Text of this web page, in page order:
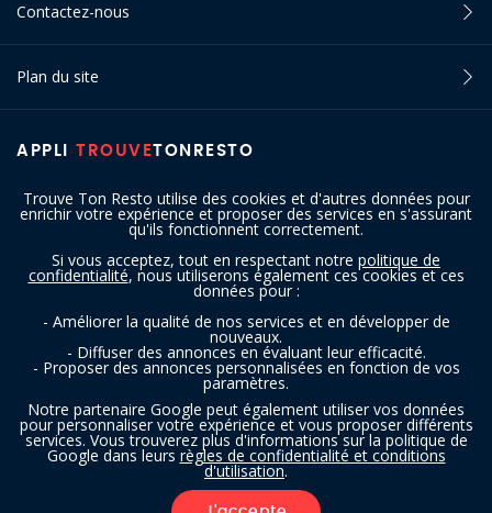
Trouve Ton Resto utilise des cookies et d'autres données pour
enrichir votre expérience et proposer des services en s'assurant
qu'ils fonctionnent correctement.
Si vous acceptez, tout en respectant notre politique de
confidentialité, nous utiliserons également ces cookies et ces
données pour :
- Améliorer la qualité de nos services et en développer de
nouveaux.
- Diffuser des annonces en évaluant leur efficacité.
- Proposer des annonces personnalisées en fonction de vos
paramètres.
Notre partenaire Google peut également utiliser vos données
pour personnaliser votre expérience et vous proposer différents
services. Vous trouverez plus d'informations sur la politique de
Google dans leurs règles de confidentialité et conditions
d'utilisation.
APPLI TROUVETONRESTO
Contactez-nous
Plan du site
SUIVEZ-NOUS
Copyright © 2016 - 2026 trouvetonresto.be ‐ Tous droits réservés | JDC
Resto SRL | Rue de Mettet 12 - 5640 Mettet (Belgique)